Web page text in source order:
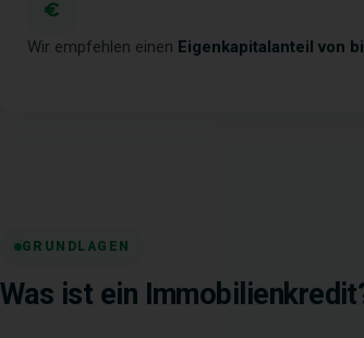
Wir empfehlen einen Eigenkapitalanteil von
GRUNDLAGEN
Was ist ein